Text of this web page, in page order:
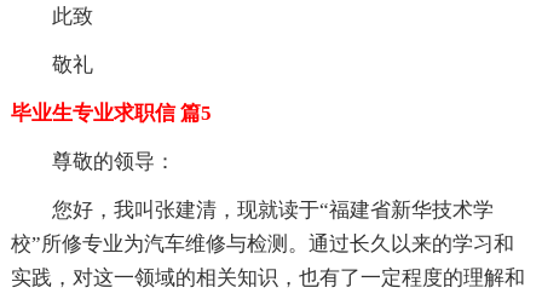
此致
敬礼
毕业生专业求职信 篇5
尊敬的领导：
您好，我叫张建清，现就读于“福建省新华技术学
校”所修专业为汽车维修与检测。通过长久以来的学习和
实践，对这一领域的相关知识，也有了一定程度的理解和